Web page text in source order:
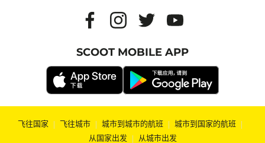
SCOOT MOBILE APP
飞往国家 | 飞往城市 | 城市到城市的航班 | 城市到国家的航班 |
从国家出发 | 从城市出发